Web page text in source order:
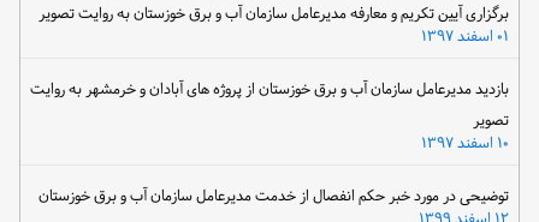
برگزاری آیین تکریم و معارفه مدیرعامل سازمان آب و برق خوزستان به روایت تصویر
بازدید مدیرعامل سازمان آب و برق خوزستان از پروژه های آبادان و خرمشهر به روایت
تصویر
توضیحی در مورد خبر حکم انفصال از خدمت مدیرعامل سازمان آب و برق خوزستان